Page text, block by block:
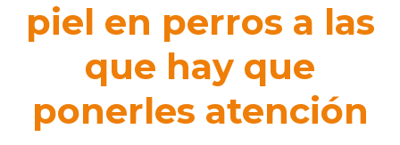
piel en perros a las
que hay que
ponerles atención